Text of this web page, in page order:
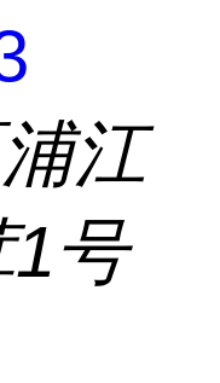
江
号